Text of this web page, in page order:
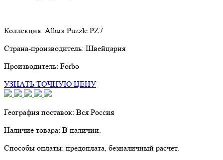
Коллекция: Allura Puzzle PZ7
Страна-производитель: Швейцария
Производитель: Forbo
УЗНАТЬ ТОЧНУЮ ЦЕНУ
География поставок: Вся Россия
Наличие товара: В наличии.
Способы оплаты: предоплата, безналичный расчет.